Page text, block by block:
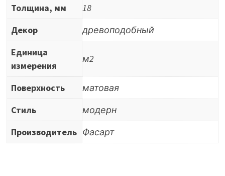
Толщина, мм
18
Декор
древоподобный
Единица
измерения
м2
Поверхность
матовая
Стиль
модерн
Производитель Фасарт